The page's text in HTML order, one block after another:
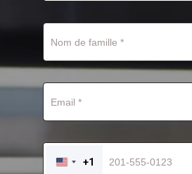
UNITED
+1